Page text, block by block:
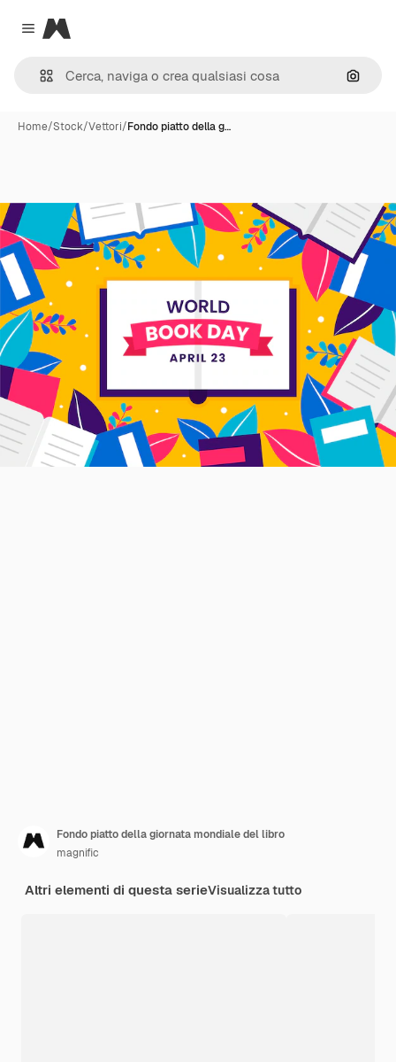
Close menu
Magnific
Cerca
Home/Stock/Vettori/Fondo piatto della g…
Fondo piatto della giornata mondiale del libro
magnific
Altri elementi di questa serieVisualizza tutto